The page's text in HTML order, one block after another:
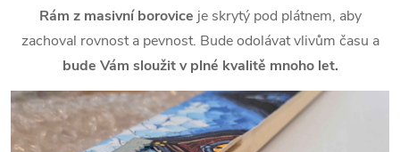
Rám z masivní borovice je skrytý pod plátnem, aby
zachoval rovnost a pevnost. Bude odolávat vlivům času a
bude Vám sloužit v plné kvalitě mnoho let.